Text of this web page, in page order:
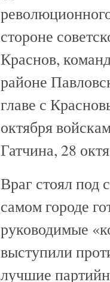
стороне
Краснов,
районе
главе с
октября
Гатчина, 28
Враг стоял под
самом городе
руководимые
выступили
лучшие